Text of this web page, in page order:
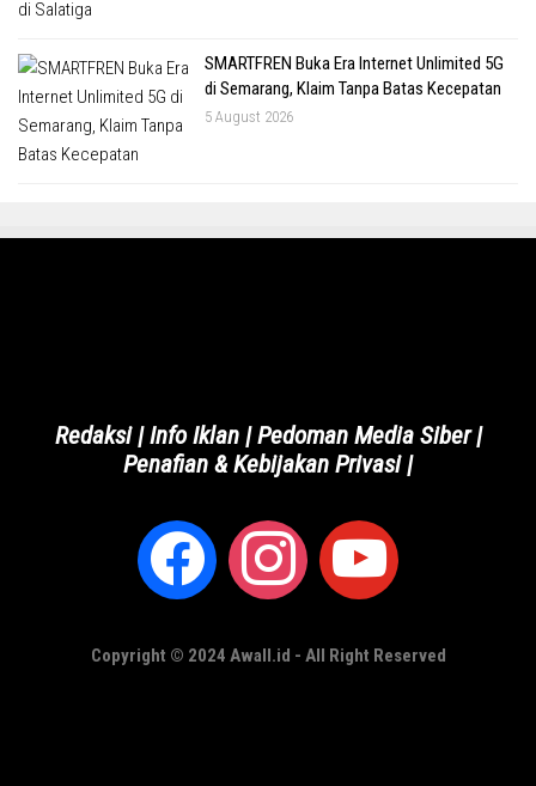
SMARTFREN Buka Era Internet Unlimited 5G
di Semarang, Klaim Tanpa Batas Kecepatan
5 August 2026
Redaksi |Info Iklan|Pedoman Media Siber|
Penafian & Kebijakan Privasi|
Copyright © 2024 Awall.id - All Right Reserved